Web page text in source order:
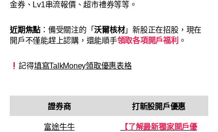
金券、Lv1串流報價、超市禮券等等。
近期焦點 ：備受關注的「沃爾核材」新股正在招股，現在
開戶不僅能趕上認購，還能順手領取各項開戶福利 。
記得填寫TalkMoney領取優惠表格
證券商 打新股開戶優惠
富途牛牛
【了解最新獨家開戶優